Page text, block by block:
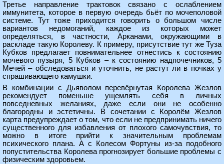
Третье направление трактовок связано с ослаблением
иммунитета, которое в первую очередь бьёт по мочеполовой
системе. Тут тоже приходится говорить о большом числе
вариантов недомоганий, каждое из которых может
определяться, в частности, Арканами, окружающими в
раскладе такую Королеву. К примеру, присутствие тут же Туза
Кубков предлагает повнимательнее отнестись к состоянию
мочевого пузыря, 5 Кубков – к состоянию надпочечников, 5
Мечей – обследоваться и уточнить, не растут ли в почках у
спрашивающего камушки.
В комбинации с Дьяволом перевёрнутая Королева Жезлов
рекомендует поменьше ущемлять себя в личных
повседневных желаниях, даже если они не особенно
благородны и эстетичны. В сочетании с Королём Жезлов
карта предупреждает о том, что если не предпринимать ничего
существенного для избавления от плохого самочувствия, то
можно в итоге прийти к значительным проблемам
психического плана. А с Колесом Фортуны из-за подобного
попустительства Королева прогнозирует большие проблемы с
физическим здоровьем.